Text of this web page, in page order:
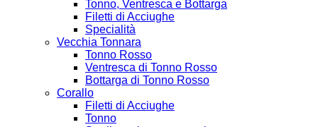
Tonno, Ventresca e Bottarga
Filetti di Acciughe
Specialità
Vecchia Tonnara
Tonno Rosso
Ventresca di Tonno Rosso
Bottarga di Tonno Rosso
Corallo
Filetti di Acciughe
Tonno